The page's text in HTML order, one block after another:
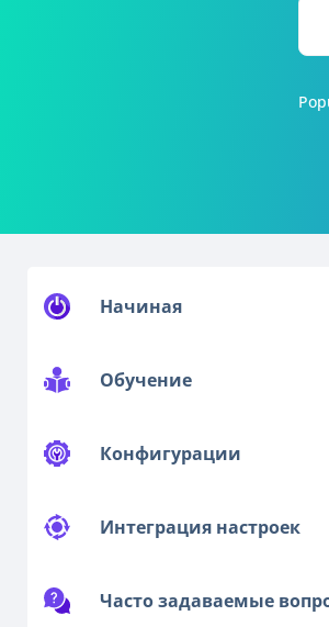
Начиная
Обучение
Конфигурации
Интеграция настроек
Часто задаваемые